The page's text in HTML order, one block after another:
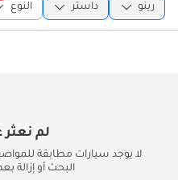
رينو داستر النوع
لم نعثر
لا يوجد سيارات مطابقة
البحث أو إزالة